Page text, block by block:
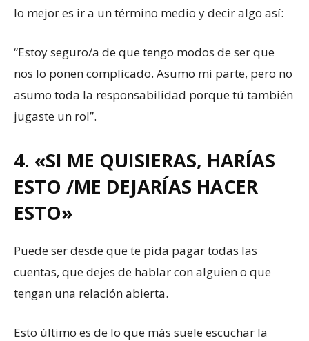
lo mejor es ir a un término medio y decir algo así:
“Estoy seguro/a de que tengo modos de ser que
nos lo ponen complicado. Asumo mi parte, pero no
asumo toda la responsabilidad porque tú también
jugaste un rol”.
4. «SI ME QUISIERAS, HARÍAS
ESTO /ME DEJARÍAS HACER
ESTO»
Puede ser desde que te pida pagar todas las
cuentas, que dejes de hablar con alguien o que
tengan una relación abierta.
Esto último es de lo que más suele escuchar la